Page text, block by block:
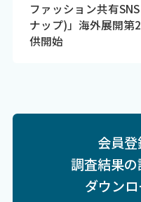
ファッション共有
ナップ)」海外展開第
供開始
会員登
調査結果
ダウンロ